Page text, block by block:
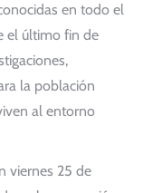
en todo el
el último fin de
la población
al entorno
viernes 25 de